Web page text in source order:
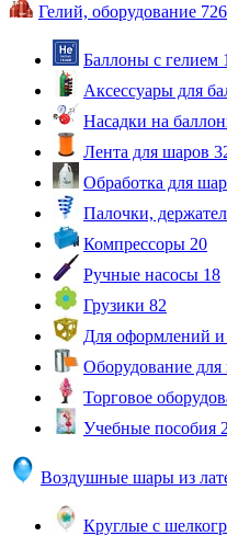
Гелий, оборудование 726
Баллоны с гелием
Аксессуары для
Насадки на
Лента для шаров
Обработка для
Палочки,
Компрессоры 20
Ручные насосы 18
Грузики 82
Для оформлений и
Оборудование для
Торговое
Учебные пособия 2
Воздушные шары из
Круглые с